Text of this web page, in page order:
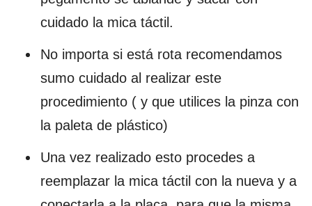
cuidado la mica táctil.
No importa si está rota recomendamos
sumo cuidado al realizar este
procedimiento ( y que utilices la pinza con
la paleta de plástico)
Una vez realizado esto procedes a
reemplazar la mica táctil con la nueva y a